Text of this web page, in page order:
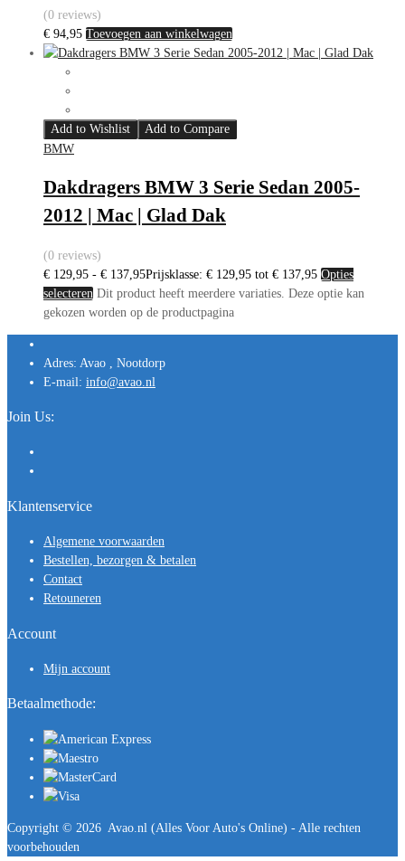
(0 reviews)
€ 94,95 Toevoegen aan winkelwagen
Add to Wishlist
Add to Compare
BMW
Dakdragers BMW 3 Serie Sedan 2005-
2012 | Mac | Glad Dak
(0 reviews)
€ 129,95 - € 137,95Prijsklasse: € 129,95 tot € 137,95 Opties
selecteren Dit product heeft meerdere variaties. Deze optie kan
gekozen worden op de productpagina
Adres: Avao , Nootdorp
E-mail: info@avao.nl
Join Us:
Klantenservice
Algemene voorwaarden
Bestellen, bezorgen & betalen
Contact
Retouneren
Account
Mijn account
Betaalmethode:
Copyright © 2026 Avao.nl (Alles Voor Auto's Online) - Alle rechten
voorbehouden